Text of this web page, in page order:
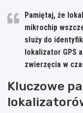
Pamiętaj, że
mikrochip
służy do
lokalizator GPS
zwierzęcia w
Kluczowe